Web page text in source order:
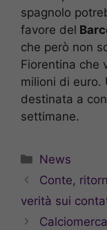
spagnolo
favore del
che però non
Fiorentina che
milioni di euro.
destinata a
settimane.
Categorie
News
Conte,
verità sui